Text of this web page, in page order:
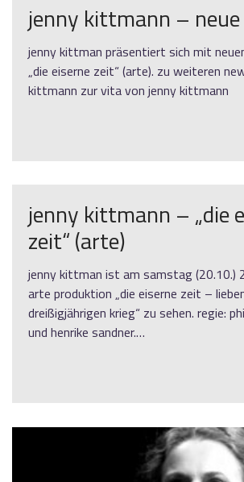
jenny kittmann – neue
jenny kittman präsentiert sich mit
„die eiserne zeit“ (arte). zu weiteren
kittmann zur vita von jenny kittmann
jenny kittmann – „die
zeit“ (arte)
jenny kittman ist am samstag (20.10.)
arte produktion „die eiserne zeit –
dreißigjährigen krieg“ zu sehen. regie:
und henrike sandner.…